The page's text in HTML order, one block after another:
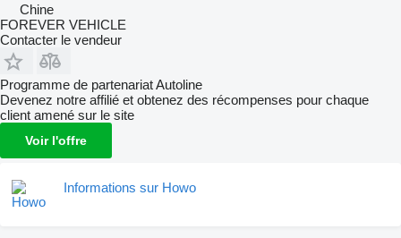
Chine
FOREVER VEHICLE
Contacter le vendeur
Programme de partenariat Autoline
Devenez notre affilié et obtenez des récompenses pour chaque
client amené sur le site
Voir l'offre
Informations sur Howo